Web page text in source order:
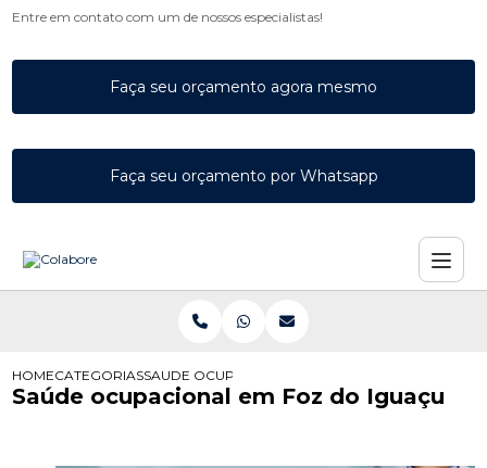
Entre em contato com um de nossos especialistas!
Faça seu orçamento agora mesmo
Faça seu orçamento por Whatsapp
HOMECATEGORIASSAUDE OCUPACIONAL FOZ DO IGUACU
Saúde ocupacional em Foz do Iguaçu